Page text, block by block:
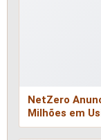
NetZero
Milhões em